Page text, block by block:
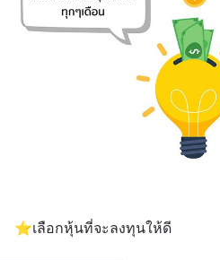
⭐เลือกหุ้นที่จะลงทุนให้ดี